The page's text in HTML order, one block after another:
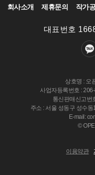
회사소개 제휴문의 작가
대표번호
상호명 : 오
사업자등록번호 :
통신판매신고번
주소 : 서울 성동구 성수
E-mail:
©
이용약관